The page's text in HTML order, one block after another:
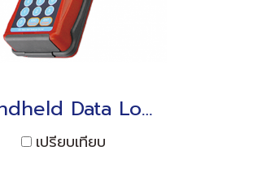
Handheld Data Logger TC-32K Interface: USB/RS-232C
เปรียบเทียบ